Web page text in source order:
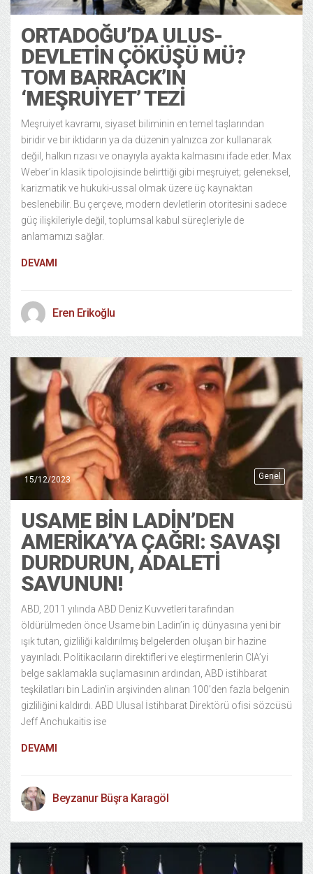
ORTADOĞU’DA ULUS-
DEVLETIN ÇÖKÜŞÜ MÜ?
TOM BARRACK’IN
‘MEŞRUIYET’ TEZI
Meşruiyet kavramı, siyaset biliminin en temel taşlarından
biridir ve bir iktidarın ya da düzenin yalnızca zor kullanarak
değil, halkın rızası ve onayıyla ayakta kalmasını ifade eder. Max
Weber’in klasik tipolojisinde belirttiği gibi meşruiyet; geleneksel,
karizmatik ve hukuki-ussal olmak üzere üç kaynaktan
beslenebilir. Bu çerçeve, modern devletlerin otoritesini sadece
güç ilişkileriyle değil, toplumsal kabul süreçleriyle de
anlamamızı sağlar.
DEVAMI
Eren Erikoğlu
Genel
15/12/2023
USAME BIN LADIN’DEN
AMERIKA’YA ÇAĞRI: SAVAŞI
DURDURUN, ADALETI
SAVUNUN!
ABD, 2011 yılında ABD Deniz Kuvvetleri tarafından
öldürülmeden önce Usame bin Ladin’in iç dünyasına yeni bir
ışık tutan, gizliliği kaldırılmış belgelerden oluşan bir hazine
yayınladı. Politikacıların direktifleri ve eleştirmenlerin CIA’yi
belge saklamakla suçlamasının ardından, ABD istihbarat
teşkilatları bin Ladin’in arşivinden alınan 100’den fazla belgenin
gizliliğini kaldırdı. ABD Ulusal İstihbarat Direktörü ofisi sözcüsü
Jeff Anchukaitis ise
DEVAMI
Beyzanur Büşra Karagöl